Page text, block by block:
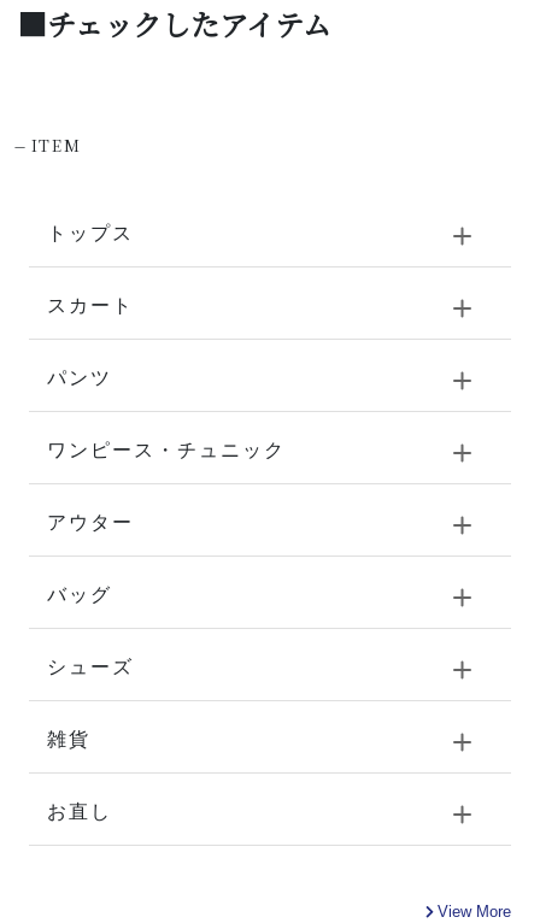
■チェックしたアイテム
-ITEM
トップス
スカート
パンツ
ワンピース・チュニック
アウター
バッグ
シューズ
雑貨
お直し
View More